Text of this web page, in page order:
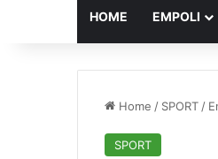
HOME EMPOLI
Home / SPORT /
SPORT